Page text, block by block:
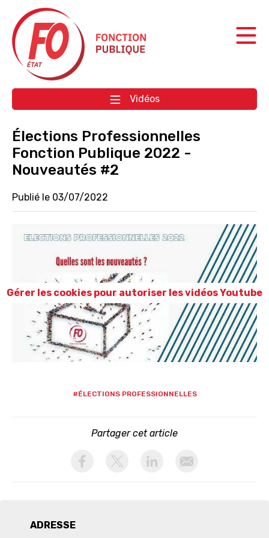
Aller à la navigation
Aller au contenu
Vidéos
Élections Professionnelles
Fonction Publique 2022 -
Nouveautés #2
Publié le 03/07/2022
Gérer les cookies pour autoriser les vidéos Youtube
#ÉLECTIONS PROFESSIONNELLES
Partager cet article
ADRESSE